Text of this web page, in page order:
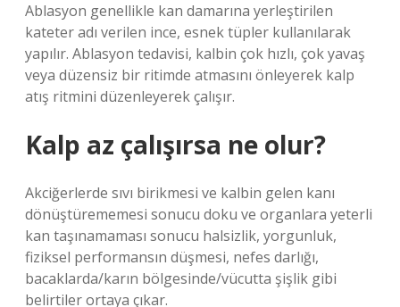
Ablasyon genellikle kan damarına yerleştirilen
kateter adı verilen ince, esnek tüpler kullanılarak
yapılır. Ablasyon tedavisi, kalbin çok hızlı, çok yavaş
veya düzensiz bir ritimde atmasını önleyerek kalp
atış ritmini düzenleyerek çalışır.
Kalp az çalışırsa ne olur?
Akciğerlerde sıvı birikmesi ve kalbin gelen kanı
dönüştürememesi sonucu doku ve organlara yeterli
kan taşınamaması sonucu halsizlik, yorgunluk,
fiziksel performansın düşmesi, nefes darlığı,
bacaklarda/karın bölgesinde/vücutta şişlik gibi
belirtiler ortaya çıkar.